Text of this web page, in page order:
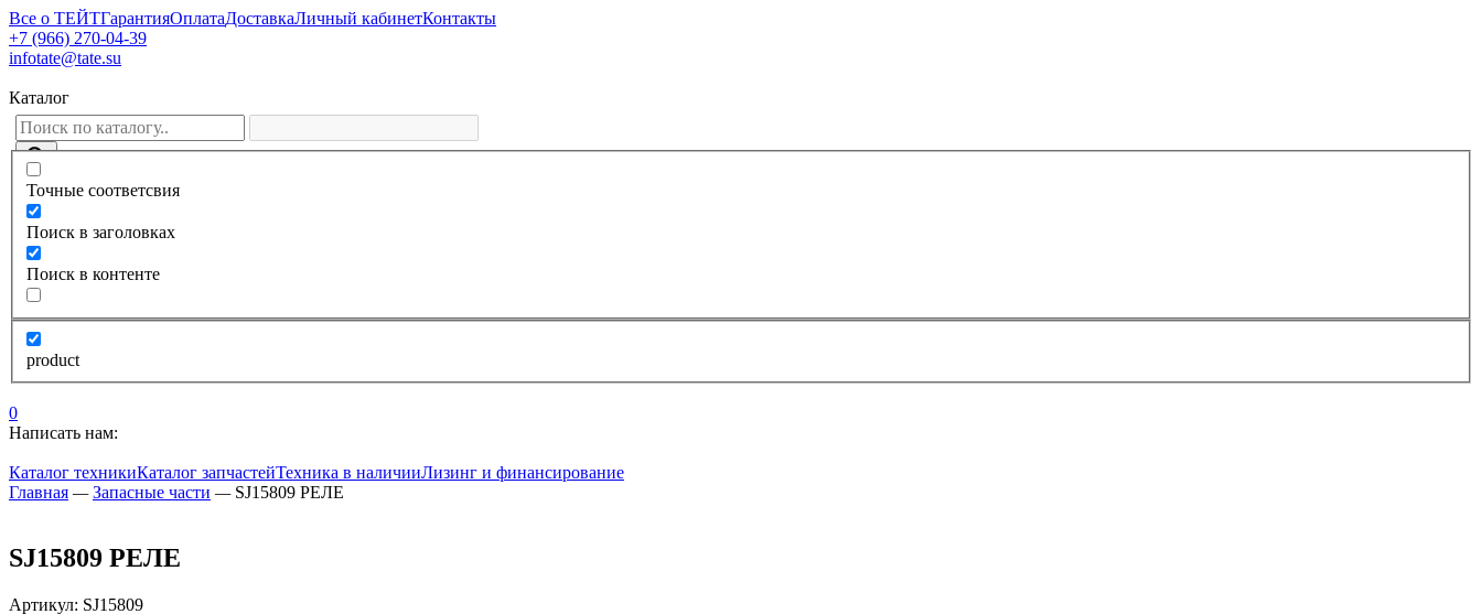
Все о ТЕЙТГарантияОплатаДоставкаЛичный кабинетКонтакты
+7 (966) 270-04-39
infotate@tate.su
Каталог
Точные соответсвия
Поиск в заголовках
Поиск в контенте
product
0
Написать нам:
Каталог техникиКаталог запчастейТехника в наличииЛизинг и финансирование
Главная — Запасные части — SJ15809 РЕЛЕ
SJ15809 РЕЛЕ
Артикул: SJ15809